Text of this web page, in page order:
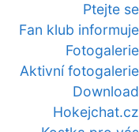
Ptejte se
Fan klub informuje
Fotogalerie
Aktivní fotogalerie
Download
Hokejchat.cz